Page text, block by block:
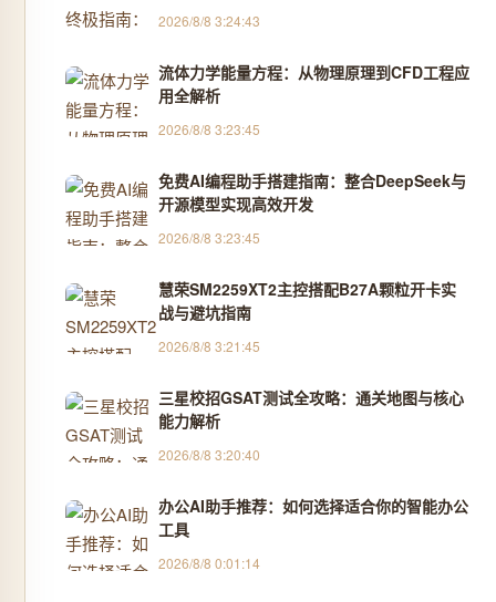
2026/8/8 3:24:43
流体力学能量方程：从物理原理到CFD工程应
用全解析
2026/8/8 3:23:45
免费AI编程助手搭建指南：整合DeepSeek与
开源模型实现高效开发
2026/8/8 3:23:45
慧荣SM2259XT2主控搭配B27A颗粒开卡实
战与避坑指南
2026/8/8 3:21:45
三星校招GSAT测试全攻略：通关地图与核心
能力解析
2026/8/8 3:20:40
办公AI助手推荐：如何选择适合你的智能办公
工具
2026/8/8 0:01:14